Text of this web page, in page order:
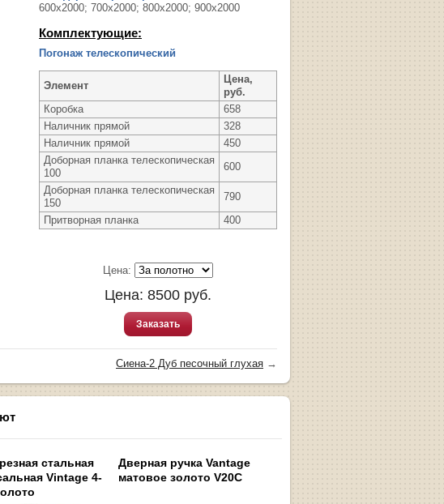
600х2000; 700х2000; 800х2000; 900х2000
Комплектующие:
Погонаж телескопический
Элемент
Цена,
руб.
Коробка
658
Наличник прямой
328
Наличник прямой
450
Доборная планка телескопическая
100
600
Доборная планка телескопическая
150
790
Притворная планка
400
Цена:
Цена: 8500 руб.
Заказать
Сиена-2 Дуб песочный глухая →
стальная
Vintage 4-
Дверная ручка Vantage
матовое золото V20C